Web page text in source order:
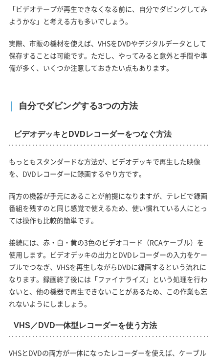
「ビデオテープが再生できなくなる前に、自分でダビングしてみ
ようかな」と考える方も多いでしょう。
実際、市販の機材を使えば、VHSをDVDやデジタルデータとして
保存することは可能です。ただし、やってみると意外と手間や準
備が多く、いくつか注意しておきたい点もあります。
自分でダビングする3つの方法
ビデオデッキとDVDレコーダーをつなぐ方法
もっともスタンダードな方法が、ビデオデッキで再生した映像
を、DVDレコーダーに録画するやり方です。
両方の機器が手元にあることが前提になりますが、テレビで録画
番組を残すのと同じ感覚で使えるため、使い慣れている人にとっ
ては操作も比較的簡単です。
接続には、赤・白・黄の3色のビデオコード（RCAケーブル）を
使用します。ビデオデッキの出力とDVDレコーダーの入力をケー
ブルでつなぎ、VHSを再生しながらDVDに録画するという流れに
なります。録画終了後には「ファイナライズ」という処理を行わ
ないと、他の機器で再生できないことがあるため、この作業も忘
れないようにしましょう。
VHS／DVD一体型レコーダーを使う方法
VHSとDVDの両方が一体になったレコーダーを使えば、ケーブル